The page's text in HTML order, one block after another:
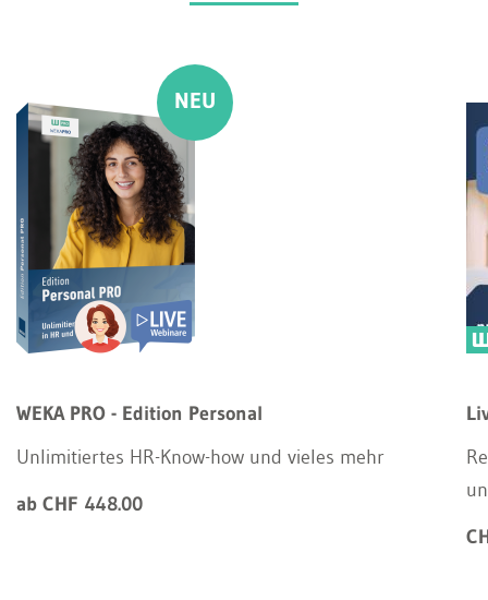
WEKA PRO - Edition Personal
Unlimitiertes HR-Know-how und vieles mehr
ab CHF 448.00